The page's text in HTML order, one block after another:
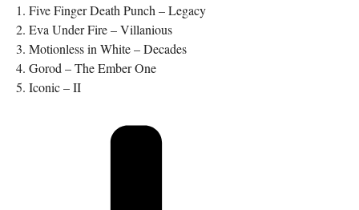
1. Five Finger Death Punch – Legacy
2. Eva Under Fire – Villanious
3. Motionless in White – Decades
4. Gorod – The Ember One
5. Iconic – II